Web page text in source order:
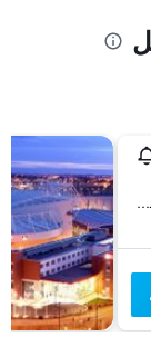
Roker Terrace, سندرلاند, المملكة المتحدة